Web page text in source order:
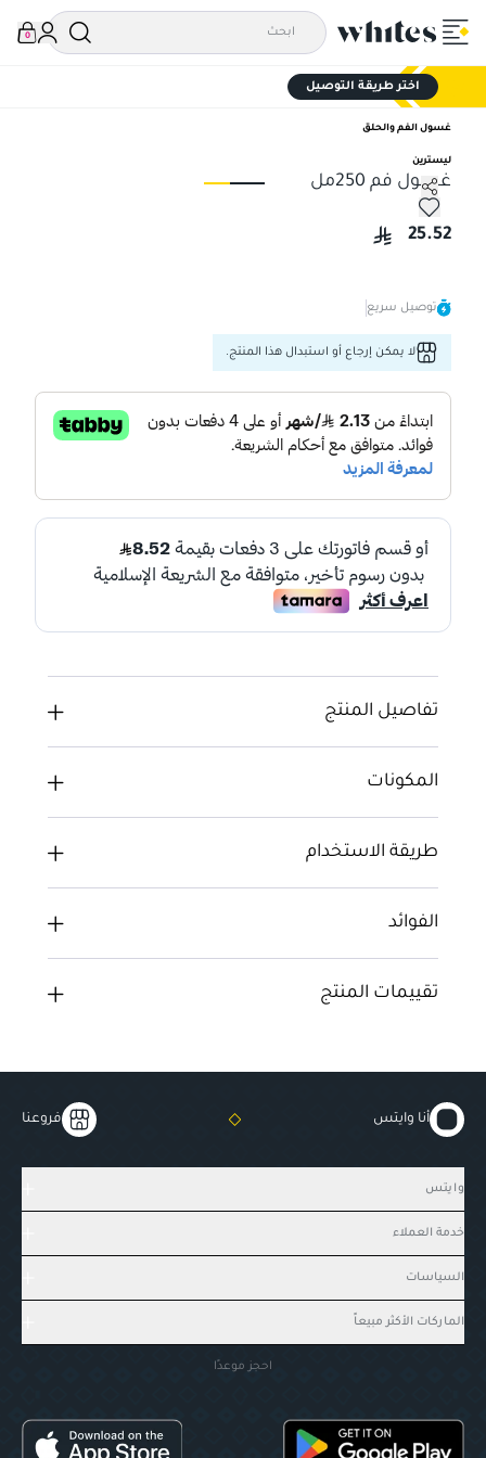
0
اختر طريقة التوصيل
غسول الفم والحلق
ليسترين
غسول فم 250مل
غسول فم 250مل
25.52
توصيل سريع
لا يمكن إرجاع أو استبدال هذا المنتج.
تفاصيل المنتج
المكونات
طريقة الاستخدام
الفوائد
تقييمات المنتج
أنا وايتس فروعنا
وايتس
خدمة العملاء
السياسات
الماركات الأكثر مبيعاً
احجز موعدًا